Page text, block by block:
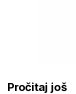
Pročitaj još